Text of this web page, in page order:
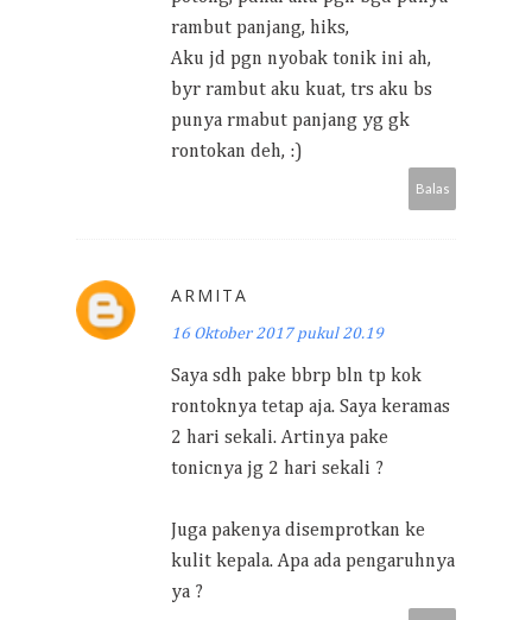
rambut panjang, hiks,
Aku jd pgn nyobak tonik ini ah,
byr rambut aku kuat, trs aku bs
punya rmabut panjang yg gk
rontokan deh, :)
Balas
ARMITA
16 Oktober 2017 pukul 20.19
Saya sdh pake bbrp bln tp kok
rontoknya tetap aja. Saya keramas
2 hari sekali. Artinya pake
tonicnya jg 2 hari sekali ?
Juga pakenya disemprotkan ke
kulit kepala. Apa ada pengaruhnya
ya ?